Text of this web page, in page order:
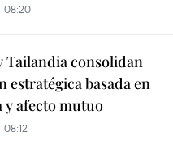
Tailandia consolidan
estratégica basada en
y afecto mutuo